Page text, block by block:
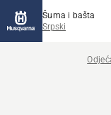
Šuma i bašta
Srpski